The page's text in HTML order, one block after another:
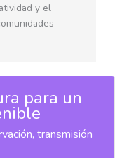
y el
para un
transmisión